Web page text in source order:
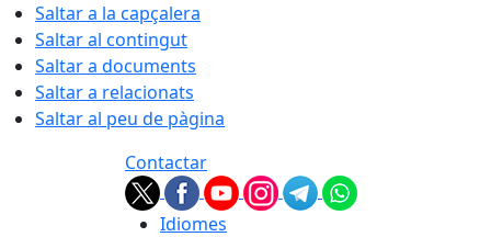
Saltar a la capçalera
Saltar al contingut
Saltar a documents
Saltar a relacionats
Saltar al peu de pàgina
Contactar
Idiomes